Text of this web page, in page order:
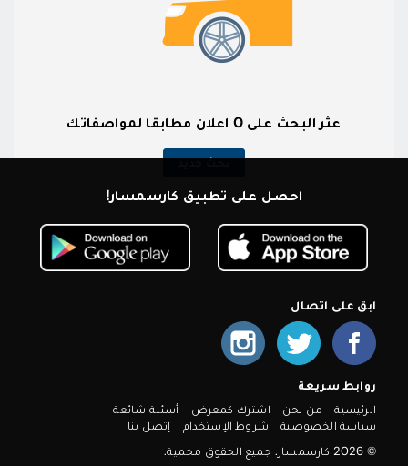
عثر البحث على 0 اعلان مطابقا لمواصفاتك
بحث جديد
احصل على تطبيق كارسمسار!
ابق على اتصال
روابط سريعة
الرئيسية من نحن اشترك كمعرض
أسئلة شائعة
سياسة الخصوصية
شروط الإستخدام
إتصل بنا
© 2026 كارسمسار. جميع الحقوق محمية.